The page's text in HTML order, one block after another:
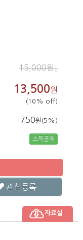
15,000원↓
13,500원
(10% off)
750원(5%)
소득공제
관심등록
자료실